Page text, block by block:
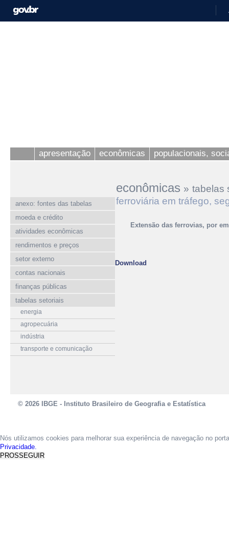
apresentação econômicas populacionais,
anexo: fontes das tabelas
moeda e crédito
atividades econômicas
rendimentos e preços
setor externo
contas nacionais
finanças públicas
tabelas setoriais
energia
agropecuária
indústria
transporte e comunicação
econômicas » tabelas
ferroviária em tráfego,
Extensão das ferrovias, por
Download
© 2026 IBGE - Instituto Brasileiro de Geografia e Estatística
Nós utilizamos cookies para melhorar sua experiência de navegação no
Privacidade.
PROSSEGUIR